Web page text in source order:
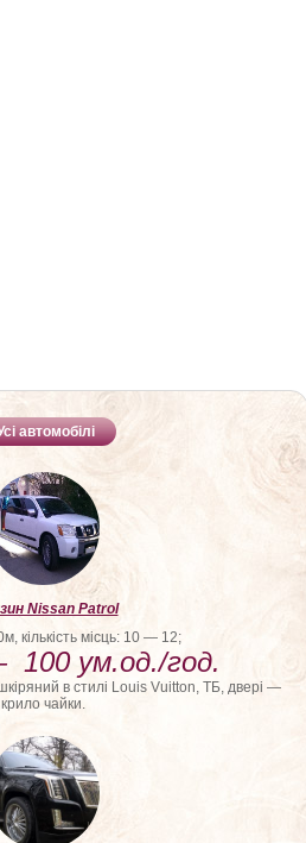
автомобілі
Nissan Patrol
кількість місць: 10 — 12;
100 ум.од./год.
в стилі Louis Vuitton, ТБ, двері —
крило чайки.